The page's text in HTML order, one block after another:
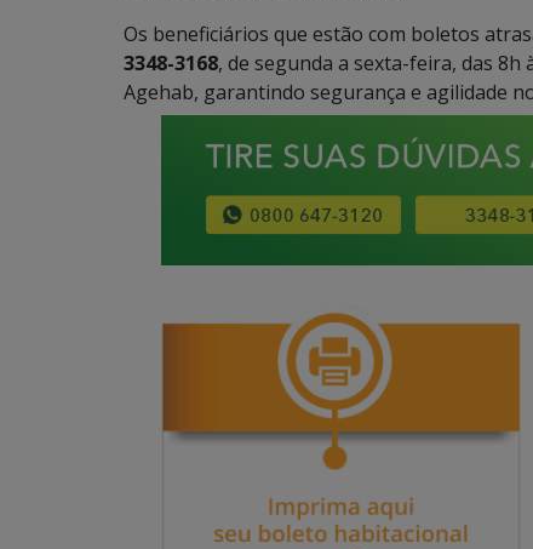
Os beneficiários que estão com boletos
3348-3168, de segunda a sexta-feira, das
Agehab, garantindo segurança e agilidade